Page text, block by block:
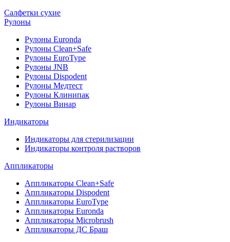
Салфетки сухие
Рулоны
Рулоны Euronda
Рулоны Clean+Safe
Рулоны EuroType
Рулоны JNB
Рулоны Dispodent
Рулоны Медтест
Рулоны Клинипак
Рулоны Винар
Индикаторы
Индикаторы для стерилизации
Индикаторы контроля растворов
Аппликаторы
Аппликаторы Clean+Safe
Аппликаторы Dispodent
Аппликаторы EuroType
Аппликаторы Euronda
Аппликаторы Microbrush
Аппликаторы ДС Браш